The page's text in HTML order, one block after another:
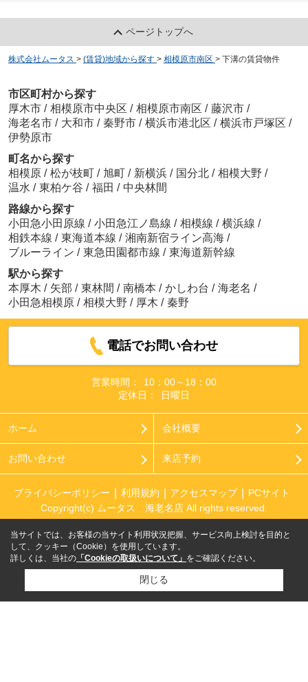
ページトップへ
株式会社ムータス > (賃貸)地域から探す > 相模原市南区 > 下溝の賃貸物件
市区町村から探す
厚木市 / 相模原市中央区 / 相模原市南区 / 藤沢市 /
海老名市 / 大和市 / 秦野市 / 横浜市港北区 / 横浜市戸塚区 /
伊勢原市
町名から探す
相模原 / 松が枝町 / 旭町 / 新横浜 / 国分北 / 相模大野 /
温水 / 東柏ケ谷 / 福田 / 中央林間
路線から探す
小田急小田原線 / 小田急江ノ島線 / 相模線 / 横浜線 /
相鉄本線 / 東海道本線 / 湘南新宿ライン高海 /
ブルーライン / 東急田園都市線 / 東海道新幹線
駅から探す
本厚木 / 矢部 / 東林間 / 南橋本 / かしわ台 / 海老名 /
小田急相模原 / 相模大野 / 厚木 / 秦野
電話でお問い合わせ
営業時間：
10：00～18：00
定休日：
日曜日
ホーム 会社概要
お問い合わせ 来店予約
プライバシーポリシー 利用規約 アクセスマップ
PCサイト
Copyright(c) ムータス 海老名店 All rights reserved.
当サイトでは、お客様の当サイト利用状況把握、サービス向上検討を目的と
して、クッキー（Cookie）を使用しています。
詳しくは、当社の 「Cookieの取扱いについて」 をご確認ください。
閉じる